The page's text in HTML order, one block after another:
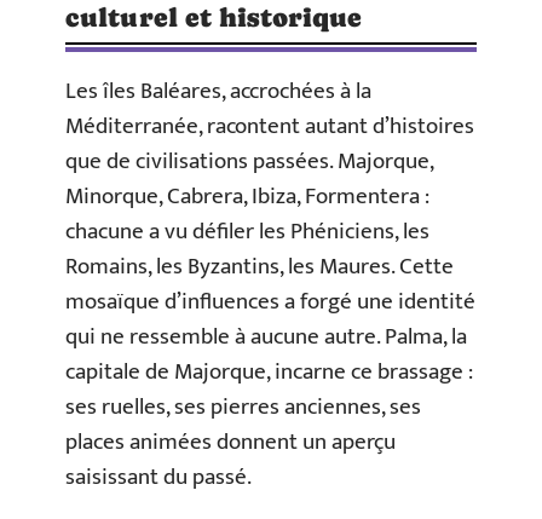
culturel et historique
Les îles Baléares, accrochées à la
Méditerranée, racontent autant d’histoires
que de civilisations passées. Majorque,
Minorque, Cabrera, Ibiza, Formentera :
chacune a vu défiler les Phéniciens, les
Romains, les Byzantins, les Maures. Cette
mosaïque d’influences a forgé une identité
qui ne ressemble à aucune autre. Palma, la
capitale de Majorque, incarne ce brassage :
ses ruelles, ses pierres anciennes, ses
places animées donnent un aperçu
saisissant du passé.